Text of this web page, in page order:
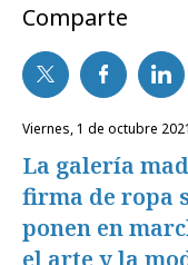
Comparte
viernes, 1 de octubre 2021
La galería
firma de ropa
ponen en
el arte y la